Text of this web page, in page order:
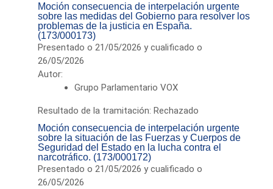
Moción consecuencia de interpelación urgente
sobre las medidas del Gobierno para resolver los
problemas de la justicia en España.
(173/000173)
Presentado o 21/05/2026 y cualificado o
26/05/2026
Autor:
Grupo Parlamentario VOX
Resultado de la tramitación: Rechazado
Moción consecuencia de interpelación urgente
sobre la situación de las Fuerzas y Cuerpos de
Seguridad del Estado en la lucha contra el
narcotráfico. (173/000172)
Presentado o 21/05/2026 y cualificado o
26/05/2026